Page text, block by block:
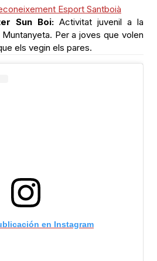
Sun Boi: Activitat juvenil a la
Per a joves que volen
els vegin els pares.
en Instagram